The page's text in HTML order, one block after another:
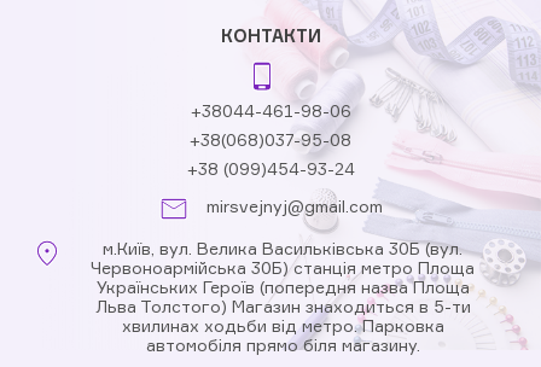
КОНТАКТИ
+38044-461-98-06
+38(068)037-95-08
+38 (099)454-93-24
mirsvejnyj@gmail.com
м.Київ, вул. Велика Васильківська 30Б (вул.
Червоноармійська 30Б) станція метро Площа
Українських Героїв (попередня назва Площа
Льва Толстого) Магазин знаходиться в 5-ти
хвилинах ходьби від метро. Парковка
автомобіля прямо біля магазину.